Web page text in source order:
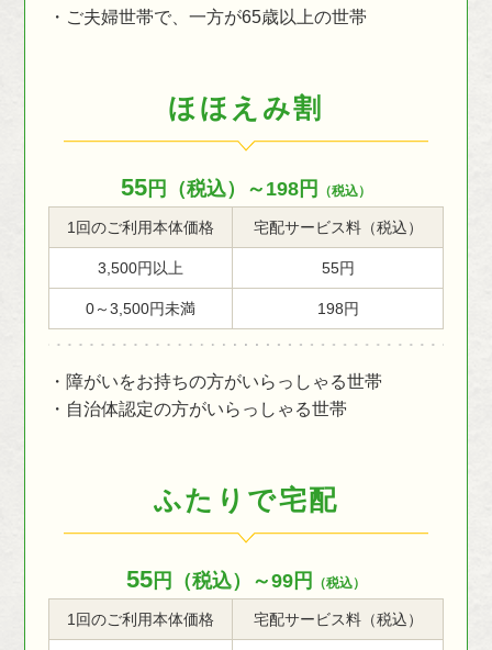
・ご夫婦世帯で、一方が65歳以上の世帯
ほほえみ割
55 円（税込）～198円 （税込）
1回のご利用本体価格 宅配サービス料（税込）
3,500円以上 55円
0～3,500円未満 198円
・障がいをお持ちの方がいらっしゃる世帯
・自治体認定の方がいらっしゃる世帯
ふたりで宅配
55 円（税込）～99円 （税込）
1回のご利用本体価格 宅配サービス料（税込）